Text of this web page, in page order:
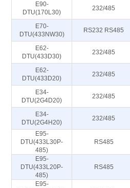
E90-
DTU(170L30)
232/485
E70-
DTU(433NW30)
RS232 RS485
E62-
DTU(433D30)
232/485
E62-
DTU(433D20)
232/485
E34-
DTU(2G4D20)
232/485
E34-
DTU(2G4H20)
232/485
E95-
DTU(433L30P-
485)
RS485
E95-
DTU(433L20P-
485)
RS485
E95-